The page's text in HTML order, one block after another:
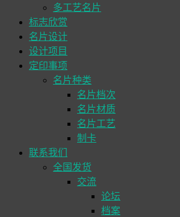
多工艺名片
标志欣赏
名片设计
设计项目
定印事项
名片种类
名片档次
名片材质
名片工艺
制卡
联系我们
全国发货
交流
论坛
档案